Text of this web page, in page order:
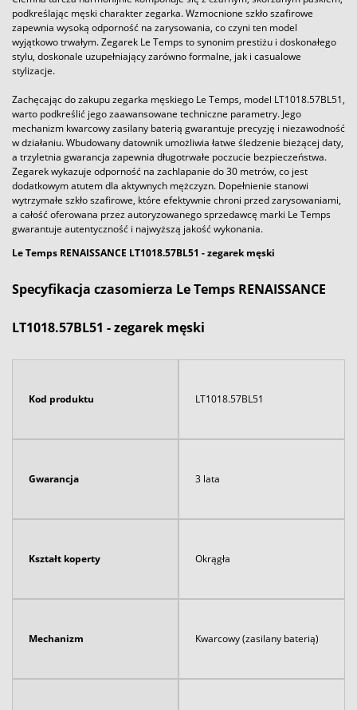
podkreślając męski charakter zegarka. Wzmocnione szkło szafirowe
zapewnia wysoką odporność na zarysowania, co czyni ten model
wyjątkowo trwałym. Zegarek Le Temps to synonim prestiżu i doskonałego
stylu, doskonale uzupełniający zarówno formalne, jak i casualowe
stylizacje.
Zachęcając do zakupu zegarka męskiego Le Temps, model LT1018.57BL51,
warto podkreślić jego zaawansowane techniczne parametry. Jego
mechanizm kwarcowy zasilany baterią gwarantuje precyzję i niezawodność
w działaniu. Wbudowany datownik umożliwia łatwe śledzenie bieżącej daty,
a trzyletnia gwarancja zapewnia długotrwałe poczucie bezpieczeństwa.
Zegarek wykazuje odporność na zachlapanie do 30 metrów, co jest
dodatkowym atutem dla aktywnych mężczyzn. Dopełnienie stanowi
wytrzymałe szkło szafirowe, które efektywnie chroni przed zarysowaniami,
a całość oferowana przez autoryzowanego sprzedawcę marki Le Temps
gwarantuje autentyczność i najwyższą jakość wykonania.
Le Temps RENAISSANCE LT1018.57BL51 - zegarek męski
Specyfikacja czasomierza Le Temps RENAISSANCE
LT1018.57BL51 - zegarek męski
Kod produktu LT1018.57BL51
Gwarancja 3 lata
Kształt koperty Okrągła
Mechanizm Kwarcowy (zasilany baterią)